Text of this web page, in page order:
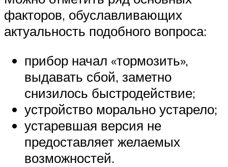
факторов, обуславливающих
актуальность подобного вопроса:
прибор начал «тормозить»,
выдавать сбой, заметно
снизилось быстродействие;
устройство морально устарело;
устаревшая версия не
предоставляет желаемых
возможностей.